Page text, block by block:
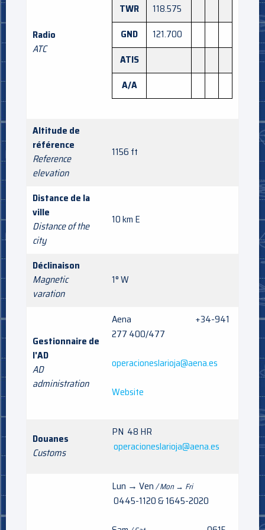
Radio
ATC
TWR
118.575
GND
121.700
ATIS
A/A
Altitude de
référence
Reference
elevation
1156 ft
Distance de la
ville
Distance of the
city
10 km E
Déclinaison
Magnetic
varation
1° W
Gestionnaire de
l'AD
AD
administration
Aena +34-941
277 400/477
operacioneslarioja@aena.es
Website
Douanes
Customs
PN 48 HR
operacioneslarioja@aena.es
Lun → Ven/ Mon → Fri
0445-1120 & 1645-2020